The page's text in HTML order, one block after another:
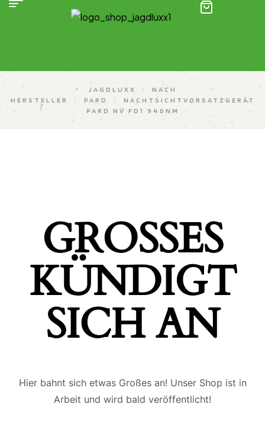
JAGDLUXX /
NACH
HERSTELLER
/ PARD /
NACHTSICHTVORSATZGERÄT
PARD NV FD1 940NM
GROSSES K
ÜNDIGT S
ICH AN
Hier bahnt sich etwas Großes an! Unser Shop ist in
Arbeit und wird bald veröffentlicht!